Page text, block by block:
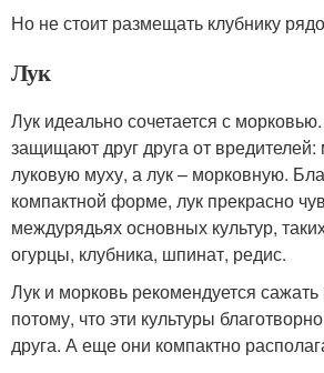
Но не стоит размещать клубнику
Лук
Лук идеально сочетается с
защищают друг друга от вредителей:
луковую муху, а лук – морковную.
компактной форме, лук прекрасно
междурядьях основных культур,
огурцы, клубника, шпинат, редис.
Лук и морковь рекомендуется
потому, что эти культуры
друга. А еще они компактно